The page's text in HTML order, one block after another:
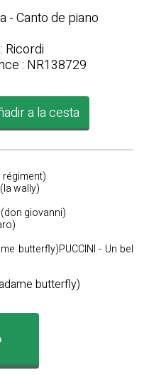
- Canto de piano
Ricordi
: NR138729
a la cesta
régiment)
wally)
giovanni)
butterfly)PUCCINI - Un bel
butterfly)